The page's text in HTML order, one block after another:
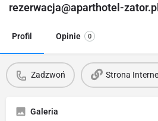
rezerwacja@aparthotel-
Profil Opinie 0
Zadzwoń Strona
Galeria